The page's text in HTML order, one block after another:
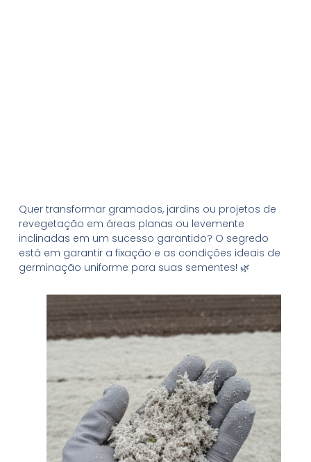
Quer transformar gramados, jardins ou projetos de
revegetação em áreas planas ou levemente
inclinadas em um sucesso garantido? O segredo
está em garantir a fixação e as condições ideais de
germinação uniforme para suas sementes! 🌿